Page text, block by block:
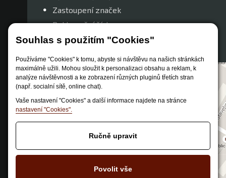
Souhlas s použitím "Cookies"
Používáme "Cookies" k tomu, abyste si návštěvu na našich stránkách
maximálně užili. Mohou sloužit k personalizaci obsahu a reklam, k
analýze návštěvnosti a ke zobrazení různých pluginů třetích stran
(např. socialní sítě, online chat).
Vaše nastavení "Cookies" a další informace najdete na stránce
nastavení "Cookies".
Ručně upravit
Povolit vše
Zastoupení značek
Reklamační řád
Nastavení soukromí